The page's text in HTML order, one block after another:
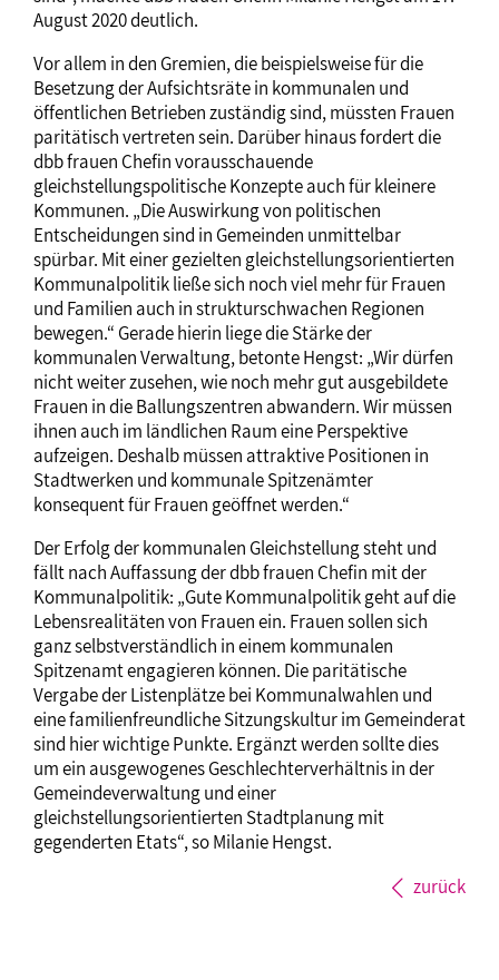
August 2020 deutlich.
Vor allem in den Gremien, die beispielsweise für die
Besetzung der Aufsichtsräte in kommunalen und
öffentlichen Betrieben zuständig sind, müssten Frauen
paritätisch vertreten sein. Darüber hinaus fordert die
dbb frauen Chefin vorausschauende
gleichstellungspolitische Konzepte auch für kleinere
Kommunen. „Die Auswirkung von politischen
Entscheidungen sind in Gemeinden unmittelbar
spürbar. Mit einer gezielten gleichstellungsorientierten
Kommunalpolitik ließe sich noch viel mehr für Frauen
und Familien auch in strukturschwachen Regionen
bewegen.“ Gerade hierin liege die Stärke der
kommunalen Verwaltung, betonte Hengst: „Wir dürfen
nicht weiter zusehen, wie noch mehr gut ausgebildete
Frauen in die Ballungszentren abwandern. Wir müssen
ihnen auch im ländlichen Raum eine Perspektive
aufzeigen. Deshalb müssen attraktive Positionen in
Stadtwerken und kommunale Spitzenämter
konsequent für Frauen geöffnet werden.“
Der Erfolg der kommunalen Gleichstellung steht und
fällt nach Auffassung der dbb frauen Chefin mit der
Kommunalpolitik: „Gute Kommunalpolitik geht auf die
Lebensrealitäten von Frauen ein. Frauen sollen sich
ganz selbstverständlich in einem kommunalen
Spitzenamt engagieren können. Die paritätische
Vergabe der Listenplätze bei Kommunalwahlen und
eine familienfreundliche Sitzungskultur im Gemeinderat
sind hier wichtige Punkte. Ergänzt werden sollte dies
um ein ausgewogenes Geschlechterverhältnis in der
Gemeindeverwaltung und einer
gleichstellungsorientierten Stadtplanung mit
gegenderten Etats“, so Milanie Hengst.
zurück